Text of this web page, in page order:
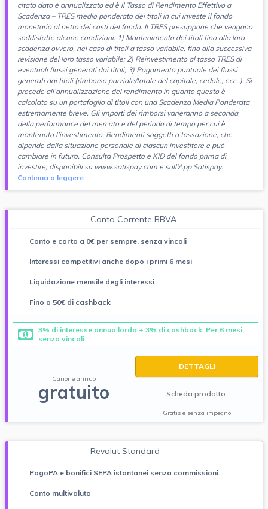
citato dato è annualizzato ed è il Tasso di Rendimento Effettivo a
Scadenza – TRES medio ponderato dei titoli in cui investe il fondo
monetario al netto dei costi del fondo. Il TRES presuppone che vengano
soddisfatte alcune condizioni: 1) Mantenimento dei titoli fino alla loro
scadenza ovvero, nel caso di titoli a tasso variabile, fino alla successiva
revisione del loro tasso variabile; 2) Reinvestimento al tasso TRES di
eventuali flussi generati dai titoli; 3) Pagamento puntuale dei flussi
generati dai titoli (rimborso parziale/totale del capitale, cedole, ecc..). Si
procede all’annualizzazione del rendimento in quanto questo è
calcolato su un portafoglio di titoli con una Scadenza Media Ponderata
estremamente breve. Gli importi dei rimborsi varieranno a seconda
della performance del mercato e del periodo di tempo per cui è
mantenuto l’investimento. Rendimenti soggetti a tassazione, che
dipende dalla situazione personale di ciascun investitore e può
cambiare in futuro. Consulta Prospetto e KID del fondo prima di
investire, disponibili su www.satispay.com e sull’App Satispay.
Continua a leggere
Conto Corrente BBVA
Conto e carta a 0€ per sempre, senza vincoli
Interessi competitivi anche dopo i primi 6 mesi
Liquidazione mensile degli interessi
Fino a 50€ di cashback
3% di interesse annuo lordo + 3% di cashback. Per 6 mesi,
senza vincoli
Canone annuo
gratuito
DETTAGLI
Scheda prodotto
Gratis e senza impegno
Revolut Standard
PagoPA e bonifici SEPA istantanei senza commissioni
Conto multivaluta